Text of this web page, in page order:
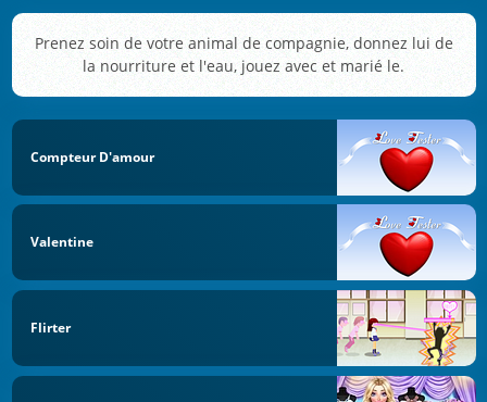
Prenez soin de votre animal de compagnie, donnez lui de
la nourriture et l'eau, jouez avec et marié le.
Compteur D'amour
Valentine
Flirter